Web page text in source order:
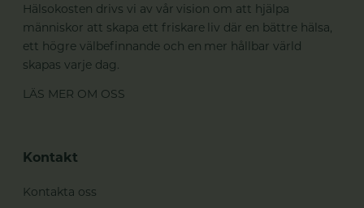
Hälsokosten drivs vi av vår vision om att hjälpa
människor att skapa ett friskare liv där en bättre hälsa,
ett högre välbefinnande och en mer hållbar värld
skapas varje dag.
LÄS MER OM OSS
Kontakt
Kontakta oss